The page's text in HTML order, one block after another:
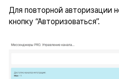
Для повторной авторизации
кнопку “Авторизоваться”.